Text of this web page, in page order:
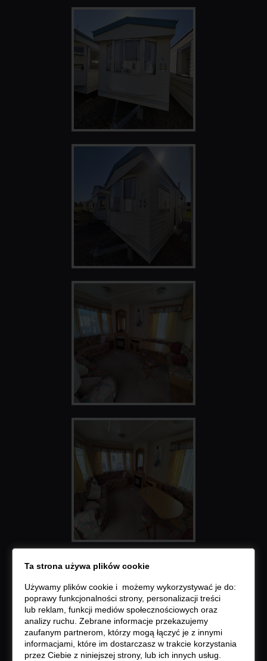
Ta strona używa plików cookie
Używamy plików cookie i możemy wykorzystywać je do:
poprawy funkcjonalności strony, personalizacji treści
lub reklam, funkcji mediów społecznościowych oraz
analizy ruchu. Zebrane informacje przekazujemy
zaufanym partnerom, którzy mogą łączyć je z innymi
informacjami, które im dostarczasz w trakcie korzystania
przez Ciebie z niniejszej strony, lub ich innych usług.